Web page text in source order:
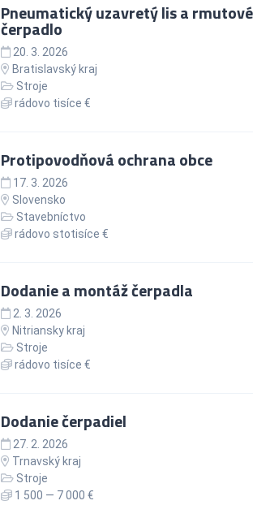
Pneumatický uzavretý lis a rmutové
čerpadlo
20. 3. 2026
Bratislavský kraj
Stroje
rádovo tisíce €
Protipovodňová ochrana obce
17. 3. 2026
Slovensko
Stavebníctvo
rádovo stotisíce €
Dodanie a montáž čerpadla
2. 3. 2026
Nitriansky kraj
Stroje
rádovo tisíce €
Dodanie čerpadiel
27. 2. 2026
Trnavský kraj
Stroje
1 500 — 7 000 €